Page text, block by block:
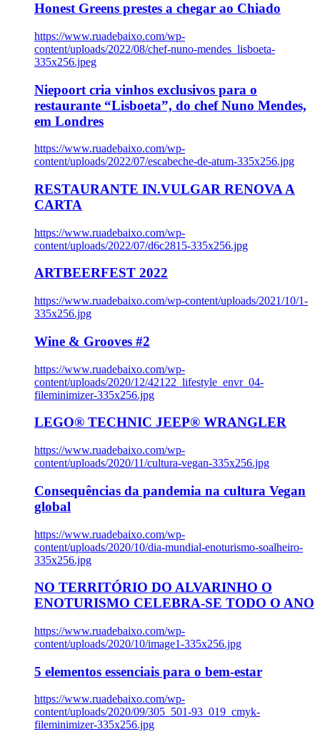
Honest Greens prestes a chegar ao Chiado
https://www.ruadebaixo.com/wp-
content/uploads/2022/08/chef-nuno-mendes_lisboeta-
335x256.jpeg
Niepoort cria vinhos exclusivos para o
restaurante “Lisboeta”, do chef Nuno Mendes,
em Londres
https://www.ruadebaixo.com/wp-
content/uploads/2022/07/escabeche-de-atum-335x256.jpg
RESTAURANTE IN.VULGAR RENOVA A
CARTA
https://www.ruadebaixo.com/wp-
content/uploads/2022/07/d6c2815-335x256.jpg
ARTBEERFEST 2022
https://www.ruadebaixo.com/wp-content/uploads/2021/10/1-
335x256.jpg
Wine & Grooves #2
https://www.ruadebaixo.com/wp-
content/uploads/2020/12/42122_lifestyle_envr_04-
fileminimizer-335x256.jpg
LEGO® TECHNIC JEEP® WRANGLER
https://www.ruadebaixo.com/wp-
content/uploads/2020/11/cultura-vegan-335x256.jpg
Consequências da pandemia na cultura Vegan
global
https://www.ruadebaixo.com/wp-
content/uploads/2020/10/dia-mundial-enoturismo-soalheiro-
335x256.jpg
NO TERRITÓRIO DO ALVARINHO O
ENOTURISMO CELEBRA-SE TODO O ANO
https://www.ruadebaixo.com/wp-
content/uploads/2020/10/image1-335x256.jpg
5 elementos essenciais para o bem-estar
https://www.ruadebaixo.com/wp-
content/uploads/2020/09/305_501-93_019_cmyk-
fileminimizer-335x256.jpg